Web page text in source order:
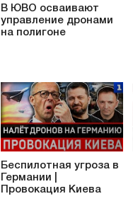
В ЮВО осваивают
управление дронами
на полигоне
Беспилотная угроза в
Германии |
Провокация Киева